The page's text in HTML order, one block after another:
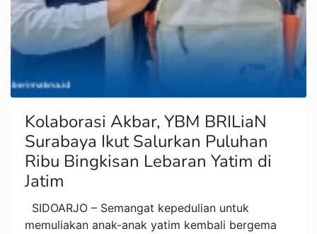
Kolaborasi Akbar, YBM BRILiaN
Surabaya Ikut Salurkan Puluhan
Ribu Bingkisan Lebaran Yatim di
Jatim
SIDOARJO – Semangat kepedulian untuk
memuliakan anak-anak yatim kembali bergema